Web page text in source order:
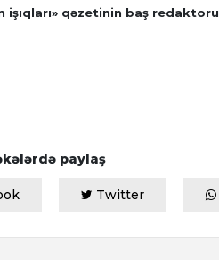
işıqları» qəzetinin baş redaktoru
paylaş
Twitter